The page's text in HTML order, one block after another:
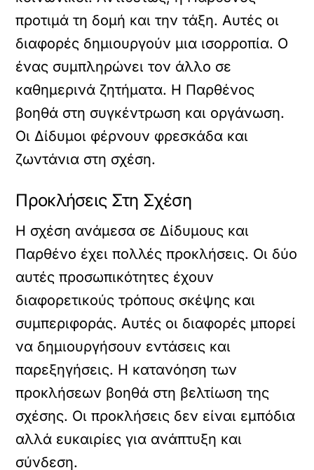
προτιμά τη δομή και την τάξη. Αυτές οι
διαφορές δημιουργούν μια ισορροπία. Ο
ένας συμπληρώνει τον άλλο σε
καθημερινά ζητήματα. Η Παρθένος
βοηθά στη συγκέντρωση και οργάνωση.
Οι Δίδυμοι φέρνουν φρεσκάδα και
ζωντάνια στη σχέση.
Προκλήσεις Στη Σχέση
Η σχέση ανάμεσα σε Δίδυμους και
Παρθένο έχει πολλές προκλήσεις. Οι δύο
αυτές προσωπικότητες έχουν
διαφορετικούς τρόπους σκέψης και
συμπεριφοράς. Αυτές οι διαφορές μπορεί
να δημιουργήσουν εντάσεις και
παρεξηγήσεις. Η κατανόηση των
προκλήσεων βοηθά στη βελτίωση της
σχέσης. Οι προκλήσεις δεν είναι εμπόδια
αλλά ευκαιρίες για ανάπτυξη και
σύνδεση.